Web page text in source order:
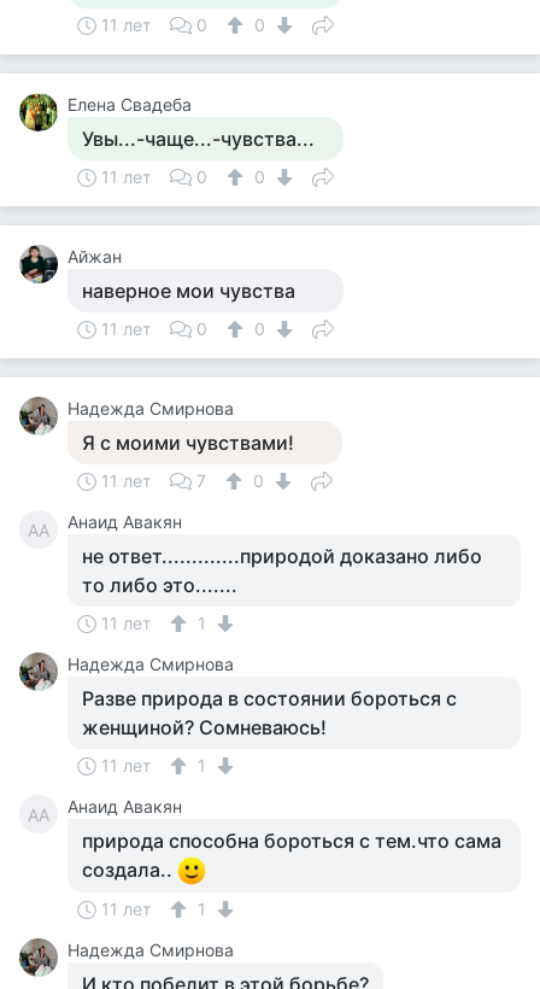
11 лет 0 0
Елена Свадеба
Увы...-чаще...-чувства...
11 лет 0 0
Айжан
наверное мои чувства
11 лет 0 0
Надежда Смирнова
Я с моими чувствами!
11 лет 7 0
АА Анаид Авакян
не ответ.............природой доказано либо
то либо это.......
11 лет
1
Надежда Смирнова
Разве природа в состоянии бороться с
женщиной? Сомневаюсь!
11 лет 1
АА Анаид Авакян
природа способна бороться с тем.что сама
создала..
11 лет
1
Надежда Смирнова
И кто победит в этой борьбе?